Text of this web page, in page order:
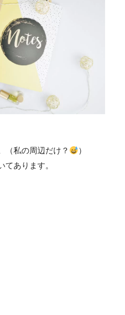
（私の周辺だけ？
）
てあります。